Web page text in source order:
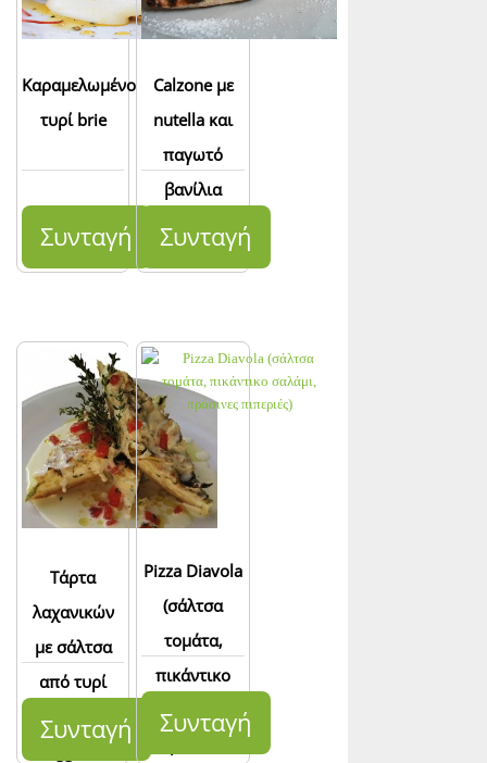
Καραμελωμένο
τυρί brie
Συνταγή
Calzone με
nutella και
παγωτό
βανίλια
Συνταγή
Τάρτα
λαχανικών
με σάλτσα
από τυρί
parmigiano-
Συνταγή
Pizza Diavola
(σάλτσα
τομάτα,
πικάντικο
σαλάμι,
Συνταγή